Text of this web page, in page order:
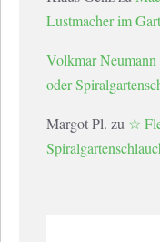
Lustmacher im
Volkmar Neumann
oder
Margot Pl. zu ☆